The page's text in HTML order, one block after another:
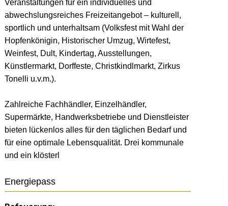
Veranstaltungen für ein individuelles und
abwechslungsreiches Freizeitangebot – kulturell,
sportlich und unterhaltsam (Volksfest mit Wahl der
Hopfenkönigin, Historischer Umzug, Wirtefest,
Weinfest, Dult, Kindertag, Ausstellungen,
Künstlermarkt, Dorffeste, Christkindlmarkt, Zirkus
Tonelli u.v.m.).
Zahlreiche Fachhändler, Einzelhändler,
Supermärkte, Handwerksbetriebe und Dienstleister
bieten lückenlos alles für den täglichen Bedarf und
für eine optimale Lebensqualität. Drei kommunale
und ein klösterl
Energiepass